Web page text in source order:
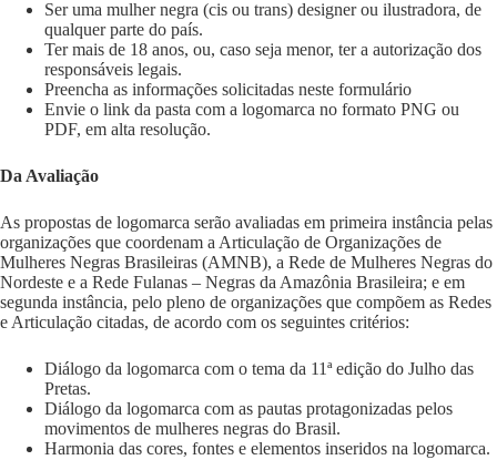
Ser uma mulher negra (cis ou trans) designer ou ilustradora, de
qualquer parte do país.
Ter mais de 18 anos, ou, caso seja menor, ter a autorização dos
responsáveis legais.
Preencha as informações solicitadas neste formulário
Envie o link da pasta com a logomarca no formato PNG ou
PDF, em alta resolução.
Da Avaliação
As propostas de logomarca serão avaliadas em primeira instância pelas
organizações que coordenam a Articulação de Organizações de
Mulheres Negras Brasileiras (AMNB), a Rede de Mulheres Negras do
Nordeste e a Rede Fulanas – Negras da Amazônia Brasileira; e em
segunda instância, pelo pleno de organizações que compõem as Redes
e Articulação citadas, de acordo com os seguintes critérios:
Diálogo da logomarca com o tema da 11ª edição do Julho das
Pretas.
Diálogo da logomarca com as pautas protagonizadas pelos
movimentos de mulheres negras do Brasil.
Harmonia das cores, fontes e elementos inseridos na logomarca.